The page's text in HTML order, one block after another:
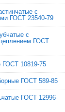
с
ГОСТ 23540-79
с
ГОСТ
ГОСТ 10819-75
ГОСТ 589-85
ГОСТ 12996-